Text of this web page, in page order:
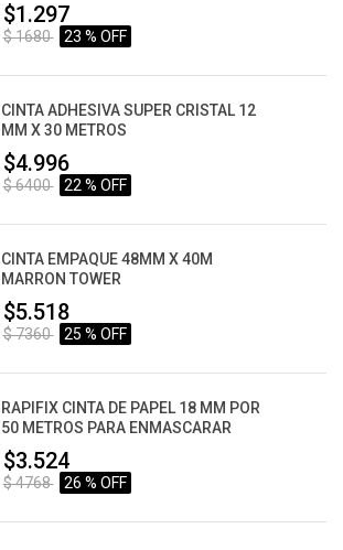
$1.297
$ 1680 23 % OFF
CINTA ADHESIVA SUPER CRISTAL 12
MM X 30 METROS
$4.996
$ 6400 22 % OFF
CINTA EMPAQUE 48MM X 40M
MARRON TOWER
$5.518
$ 7360 25 % OFF
RAPIFIX CINTA DE PAPEL 18 MM POR
50 METROS PARA ENMASCARAR
$3.524
$ 4768 26 % OFF